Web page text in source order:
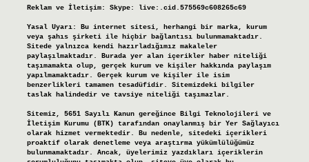
Reklam ve İletişim: Skype: live:.cid.575569c608265c69
Yasal Uyarı:
Bu internet sitesi, herhangi bir marka, kurum
veya şahıs şirketi ile hiçbir bağlantısı bulunmamaktadır.
Sitede yalnızca kendi hazırladığımız makaleler
paylaşılmaktadır. Burada yer alan içerikler haber niteliği
taşımamakta olup, gerçek kurum ve kişiler hakkında paylaşım
yapılmamaktadır. Gerçek kurum ve kişiler ile isim
benzerlikleri tamamen tesadüfidir. Sitemizdeki bilgiler
taslak halindedir ve tavsiye niteliği taşımazlar.
Sitemiz, 5651 Sayılı Kanun gereğince Bilgi Teknolojileri ve
İletişim Kurumu (BTK) tarafından onaylanmış bir Yer Sağlayıcı
olarak hizmet vermektedir. Bu nedenle, sitedeki içerikleri
proaktif olarak denetleme veya araştırma yükümlülüğümüz
bulunmamaktadır. Ancak, üyelerimiz yazdıkları içeriklerin